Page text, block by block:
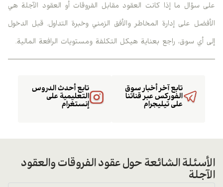
على سؤال ما إذا كانت العقود مقابل الفروقات أو العقود الآجلة هي
الأفضل على إدارة المخاطر والأفق الزمني وخبرة التداول. قبل الدخول
إلى أي سوق، راجع بعناية هيكل التكلفة ومستويات الرافعة المالية.
تابع أحدث الدروس
التعليمية على
إنستغرام
تابع آخر أخبار سوق
الفوركس عبر قناتنا
على تيليجرام
الأسئلة الشائعة حول عقود الفروقات والعقود
الآجلة